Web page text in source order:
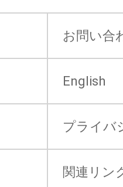
お問い合
English
プライバ
関連リン